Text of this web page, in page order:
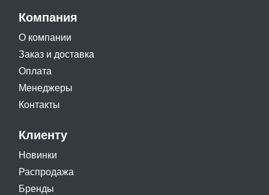
Компания
О компании
Заказ и доставка
Оплата
Менеджеры
Контакты
Клиенту
Новинки
Распродажа
Бренды